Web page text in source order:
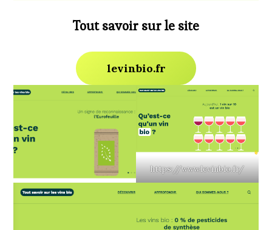
Tout savoir sur le site
levinbio.fr
https://www.levinbio.fr/